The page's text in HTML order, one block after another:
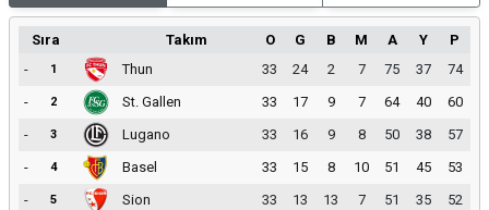
Sıra Takım O G B M A Y
P
-
1 Thun 33 24 2 7 75 37
74
-
2 St. Gallen 33 17 9 7 64 40
60
-
3 Lugano 33 16 9 8 50 38
57
-
4 Basel 33 15 8 10 51 45
53
-
5 Sion 33 13 13 7 51 35
52